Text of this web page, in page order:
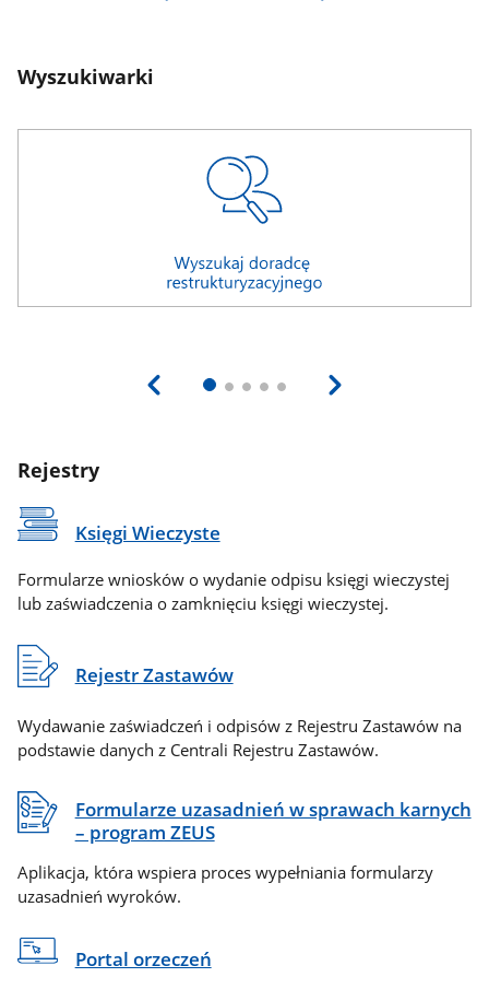
Wyszukiwarki
Rejestry
Księgi Wieczyste
Formularze wniosków o wydanie odpisu księgi wieczystej
lub zaświadczenia o zamknięciu księgi wieczystej.
Rejestr Zastawów
Wydawanie zaświadczeń i odpisów z Rejestru Zastawów na
podstawie danych z Centrali Rejestru Zastawów.
Formularze uzasadnień w sprawach karnych
– program ZEUS
Aplikacja, która wspiera proces wypełniania formularzy
uzasadnień wyroków.
Portal orzeczeń